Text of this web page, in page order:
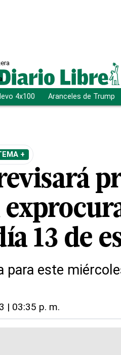
4x100 Aranceles de Trump
+
13 de
para este
| 03:35 p. m.